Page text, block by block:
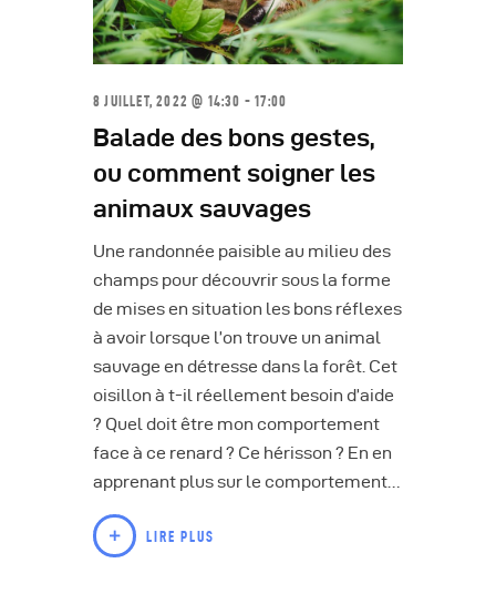
8 JUILLET, 2022 @ 14:30 - 17:00
Balade des bons gestes,
ou comment soigner les
animaux sauvages
Une randonnée paisible au milieu des
champs pour découvrir sous la forme
de mises en situation les bons réflexes
à avoir lorsque l’on trouve un animal
sauvage en détresse dans la forêt. Cet
oisillon à t-il réellement besoin d’aide
? Quel doit être mon comportement
face à ce renard ? Ce hérisson ? En en
apprenant plus sur le comportement…
LIRE PLUS